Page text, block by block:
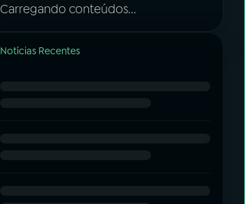
Carregando conteúdos...
Notícias Recentes